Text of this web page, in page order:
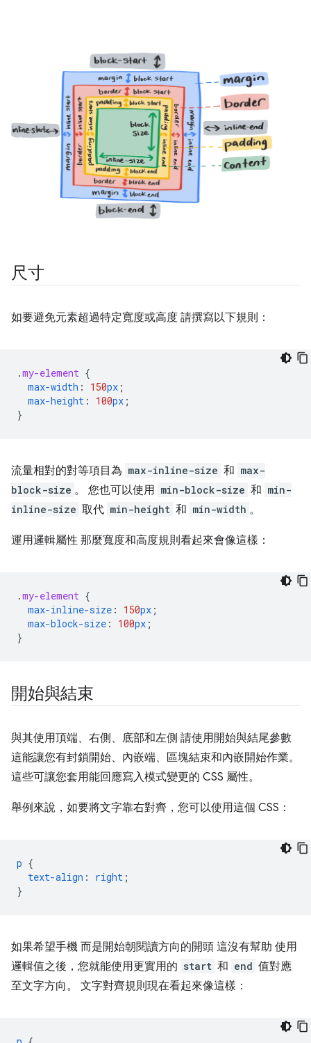
尺寸
如要避免元素超過特定寬度或高度 請撰寫以下規則：
.my-element {
max-width : 150px ;
max-height : 100px ;
}
流量相對的對等項目為 max-inline-size 和 max-
block-size 。 您也可以使用 min-block-size 和 min-
inline-size 取代 min-height 和 min-width 。
運用邏輯屬性 那麼寬度和高度規則看起來會像這樣：
.my-element {
max-inline-size : 150px ;
max-block-size : 100px ;
}
開始與結束
與其使用頂端、右側、底部和左側 請使用開始與結尾參數
這能讓您有封鎖開始、內嵌端、區塊結束和內嵌開始作業。
這些可讓您套用能回應寫入模式變更的 CSS 屬性。
舉例來說，如要將文字靠右對齊，您可以使用這個 CSS：
p {
text-align : right ;
}
如果希望手機 而是開始朝閱讀方向的開頭 這沒有幫助 使用
邏輯值之後，您就能使用更實用的 start 和 end 值對應
至文字方向。 文字對齊規則現在看起來像這樣：